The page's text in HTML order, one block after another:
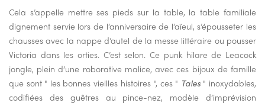
Cela s’appelle mettre ses pieds sur la table, la table familiale
dignement servie lors de l’anniversaire de l’aïeul, s’épousseter les
chausses avec la nappe d’autel de la messe littéraire ou pousser
Victoria dans les orties. C’est selon. Ce punk hilare de Leacock
jongle, plein d’une roborative malice, avec ces bijoux de famille
que sont " les bonnes vieilles histoires ", ces " Tales" inoxydables,
codifiées des guêtres au pince-nez, modèle d’imprévision